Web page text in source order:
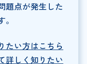
題点が発生した
たい方はこちら
詳しく知りたい